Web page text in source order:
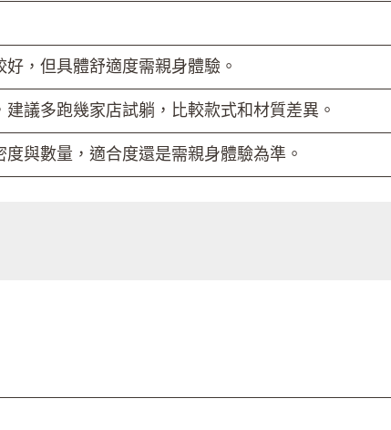
，但具體舒適度需親身體驗。
議多跑幾家店試躺，比較款式和材質差異。
與數量，適合度還是需親身體驗為準。